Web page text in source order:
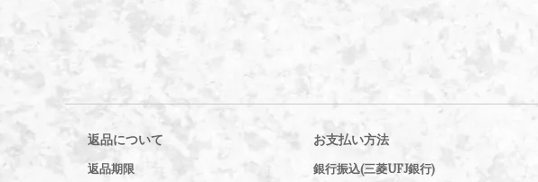
返品について
返品期限
お支払い方法
銀行振込(三菱UFJ銀行)